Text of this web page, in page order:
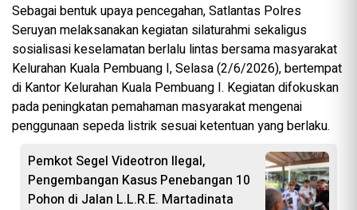
Sebagai bentuk upaya pencegahan, Satlantas Polres
Seruyan melaksanakan kegiatan silaturahmi sekaligus
sosialisasi keselamatan berlalu lintas bersama masyarakat
Kelurahan Kuala Pembuang I, Selasa (2/6/2026), bertempat
di Kantor Kelurahan Kuala Pembuang I. Kegiatan difokuskan
pada peningkatan pemahaman masyarakat mengenai
penggunaan sepeda listrik sesuai ketentuan yang berlaku.
Pemkot Segel Videotron Ilegal,
Pengembangan Kasus Penebangan 10
Pohon di Jalan L.L.R.E. Martadinata